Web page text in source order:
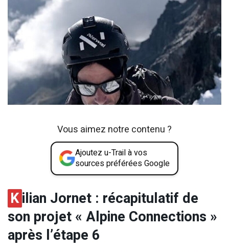
Vous aimez notre contenu ?
Ajoutez u-Trail à vos
sources préférées Google
Kilian Jornet : récapitulatif de
son projet « Alpine Connections »
après l’étape 6